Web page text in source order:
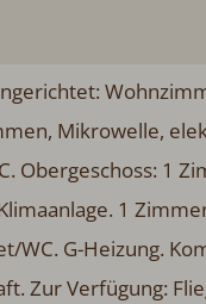
Mikrowelle,
Obergeschoss: 1
1
WC. G-Heizung.
Zur Verfügung: